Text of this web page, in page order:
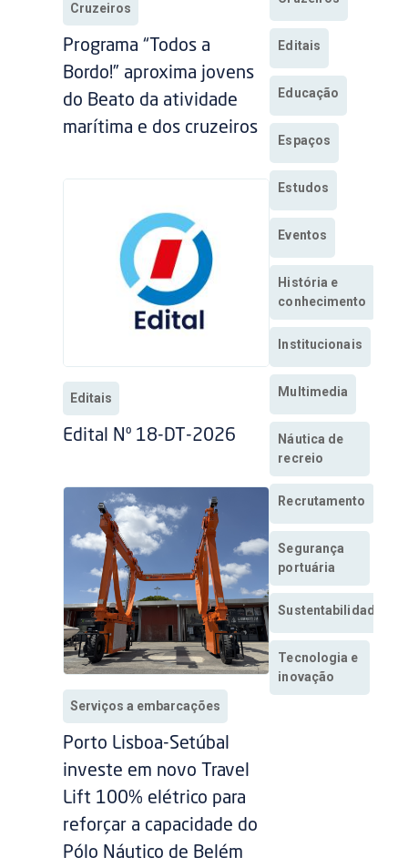
Cruzeiros
Programa “Todos a
Bordo!” aproxima jovens
do Beato da atividade
marítima e dos cruzeiros
Editais
Edital Nº 18-DT-2026
Serviços a embarcações
Porto Lisboa-Setúbal
investe em novo Travel
Lift 100% elétrico para
reforçar a capacidade do
Pólo Náutico de Belém
Editais
Educação
Espaços
Estudos
Eventos
História e
conhecimento
Institucionais
Multimedia
Náutica de
recreio
Recrutamento
Segurança
portuária
Sustentabilidade
Tecnologia e
inovação